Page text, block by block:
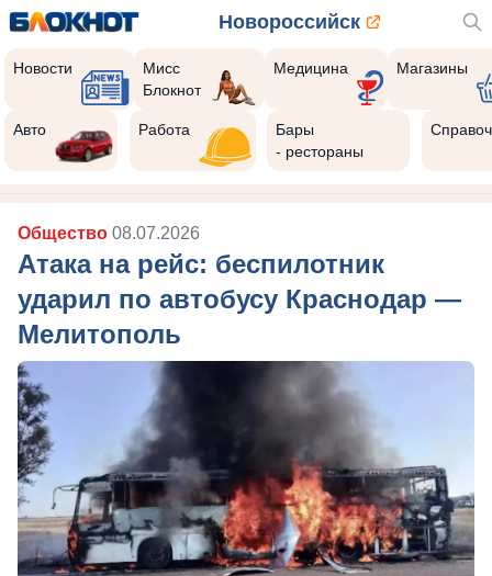
Новороссийск
Новости
Мисс
Блокнот
Медицина Магазины
Авто Работа
Бары
- рестораны
Общество 08.07.2026
Атака на рейс: беспилотник
ударил по автобусу Краснодар —
Мелитополь